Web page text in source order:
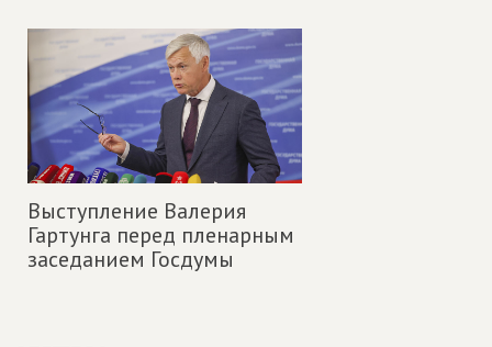
Выступление Валерия
Гартунга перед пленарным
заседанием Госдумы